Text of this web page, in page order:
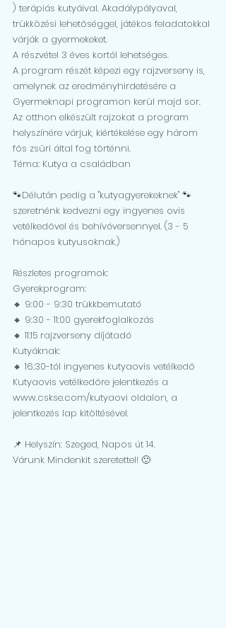
) terápiás kutyáival. Akadálypályaval,
trükközési lehetőséggel, játékos feladatokkal
várják a gyermekeket.
A részvétel 3 éves kortól lehetséges.
A program részét képezi egy rajzverseny is,
amelynek az eredményhirdetésére a
Gyermeknapi programon kerül majd sor.
Az otthon elkészült rajzokat a program
helyszínére várjuk, kiértékelése egy három
fős zsűri által fog történni.
Téma: Kutya a családban
🐾Délután pedig a "kutyagyerekeknek" 🐾
szeretnénk kedvezni egy ingyenes ovis
vetélkedővel és behívóversennyel. (3 - 5
hónapos kutyusoknak.)
Részletes programok:
Gyerekprogram:
🔸️ 9:00 - 9:30 trükkbemutató
🔸️ 9:30 - 11:00 gyerekfoglalkozás
🔸️ 11:15 rajzverseny díjátadó
Kutyáknak:
🔸️ 16:30-tól ingyenes kutyaovis vetélkedő
Kutyaovis vetélkedőre jelentkezés a
www.cskse.com/kutyaovi oldalon, a
jelentkezés lap kitöltésével.
📌 Helyszín: Szeged, Napos út 14.
Várunk Mindenkit szeretettel! 🙂